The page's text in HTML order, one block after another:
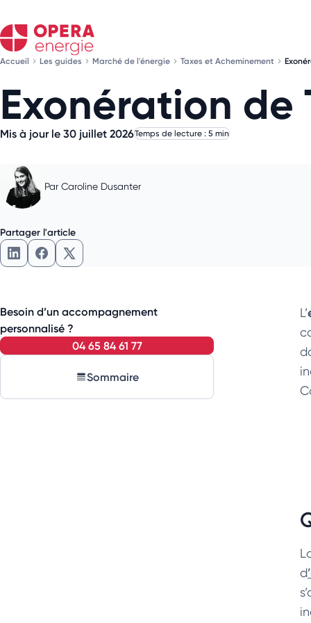
Accueil Les guides Marché de l'énergie Taxes et Acheminement
Exonération de
Mis à jour le 30 juillet 2026Temps de lecture : 5 min
Par Caroline Dusanter
Partager l'article
Partager l'article sur LinkedIn
Partager l'article sur Facebook
Partager l'article sur X
Besoin d’un accompagnement
personnalisé ?
04 65 84 61 77
Sommaire
L’
d